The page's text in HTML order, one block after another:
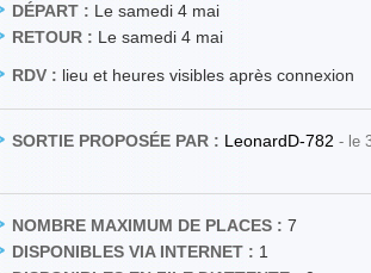
DÉPART : Le samedi 4 mai
RETOUR : Le samedi 4 mai
RDV : lieu et heures visibles après connexion
SORTIE PROPOSÉE PAR : LeonardD-782 - le
NOMBRE MAXIMUM DE PLACES : 7
DISPONIBLES VIA INTERNET : 1